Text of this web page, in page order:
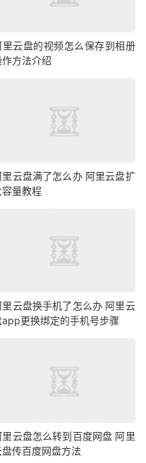
里云盘的视频怎么保存到相册
作方法介绍
里云盘满了怎么办 阿里云盘扩
容量教程
里云盘换手机了怎么办 阿里云
app更换绑定的手机号步骤
里云盘怎么转到百度网盘 阿里
盘传百度网盘方法